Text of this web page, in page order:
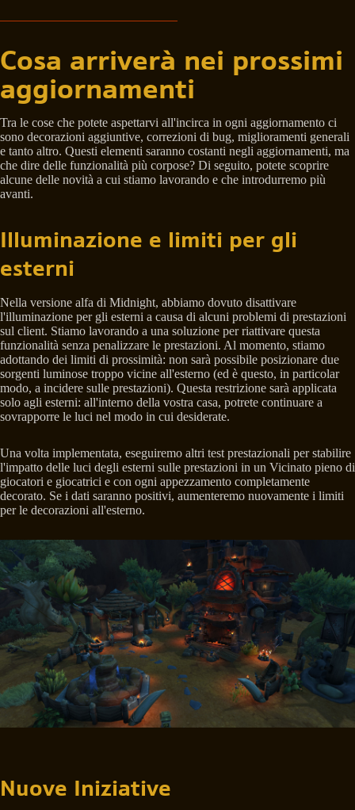
Cosa arriverà nei prossimi
aggiornamenti
Tra le cose che potete aspettarvi all'incirca in ogni aggiornamento ci
sono decorazioni aggiuntive, correzioni di bug, miglioramenti generali
e tanto altro. Questi elementi saranno costanti negli aggiornamenti, ma
che dire delle funzionalità più corpose? Di seguito, potete scoprire
alcune delle novità a cui stiamo lavorando e che introdurremo più
avanti.
Illuminazione e limiti per gli
esterni
Nella versione alfa di Midnight, abbiamo dovuto disattivare
l'illuminazione per gli esterni a causa di alcuni problemi di prestazioni
sul client. Stiamo lavorando a una soluzione per riattivare questa
funzionalità senza penalizzare le prestazioni. Al momento, stiamo
adottando dei limiti di prossimità: non sarà possibile posizionare due
sorgenti luminose troppo vicine all'esterno (ed è questo, in particolar
modo, a incidere sulle prestazioni). Questa restrizione sarà applicata
solo agli esterni: all'interno della vostra casa, potrete continuare a
sovrapporre le luci nel modo in cui desiderate.
Una volta implementata, eseguiremo altri test prestazionali per stabilire
l'impatto delle luci degli esterni sulle prestazioni in un Vicinato pieno di
giocatori e giocatrici e con ogni appezzamento completamente
decorato. Se i dati saranno positivi, aumenteremo nuovamente i limiti
per le decorazioni all'esterno.
Nuove Iniziative